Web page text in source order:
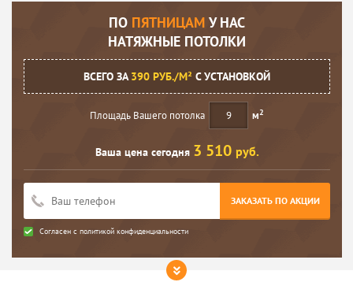
ПО ПЯТНИЦАМ У НАС
НАТЯЖНЫЕ ПОТОЛКИ
ВСЕГО ЗА390 РУБ./М² С УСТАНОВКОЙ
Площадь Вашего потолка м2
Ваша цена сегодня 3 510 руб.
ЗАКАЗАТЬ ПО АКЦИИ
Согласен с политикой конфиденциальности